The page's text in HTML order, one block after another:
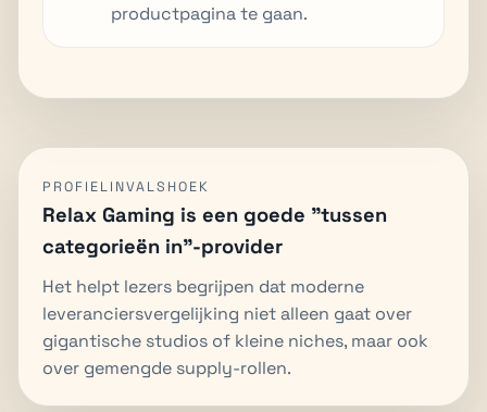
productpagina te gaan.
PROFIELINVALSHOEK
Relax Gaming is een goede "tussen
categorieën in"-provider
Het helpt lezers begrijpen dat moderne
leveranciersvergelijking niet alleen gaat over
gigantische studios of kleine niches, maar ook
over gemengde supply-rollen.